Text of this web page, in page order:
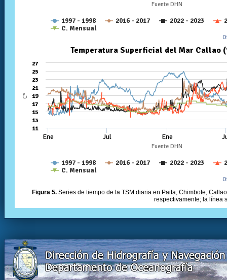
Figura 5. Series de tiempo de la TSM diaria en Paita, Chimbote,
respectivamente; la línea